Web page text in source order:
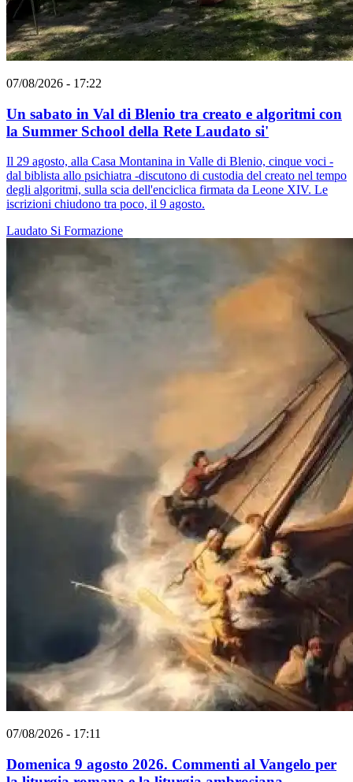
07/08/2026 - 17:22
Un sabato in Val di Blenio tra creato e algoritmi con
la Summer School della Rete Laudato si'
Il 29 agosto, alla Casa Montanina in Valle di Blenio, cinque voci -
dal biblista allo psichiatra -discutono di custodia del creato nel tempo
degli algoritmi, sulla scia dell'enciclica firmata da Leone XIV. Le
iscrizioni chiudono tra poco, il 9 agosto.
Laudato Si Formazione
07/08/2026 - 17:11
Domenica 9 agosto 2026. Commenti al Vangelo per